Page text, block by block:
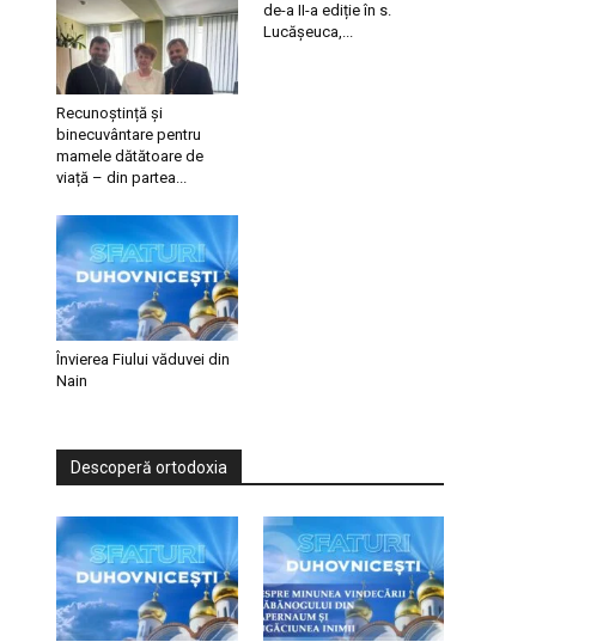
Recunoștință și
binecuvântare pentru
mamele dătătoare de
viață – din partea...
de-a II-a ediție în s.
Lucășeuca,...
Învierea Fiului văduvei din
Nain
Descoperă ortodoxia